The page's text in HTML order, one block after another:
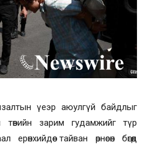
үеэр аюулгүй байдлыг
төвийн зарим гудамжийг түр
тайван өрнөсөн бөгөөд